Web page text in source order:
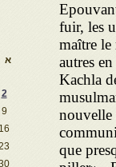
fuir, les
maître le
autres
Kachla
nouvelle
que
א
2
9
16